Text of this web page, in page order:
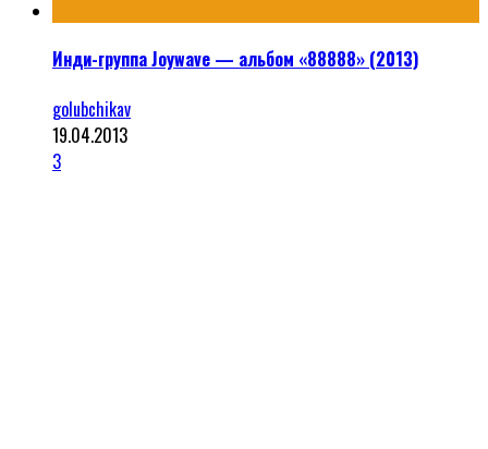
Инди-группа Joywave — альбом «88888» (2013)
golubchikav
19.04.2013
3